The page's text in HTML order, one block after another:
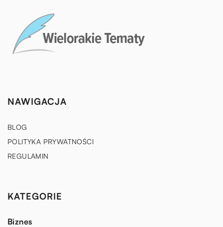
NAWIGACJA
BLOG
POLITYKA PRYWATNOŚCI
REGULAMIN
KATEGORIE
Biznes